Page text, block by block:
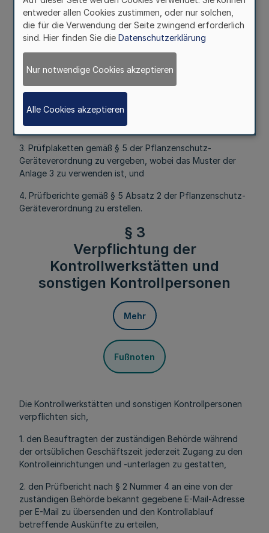
Die anerkannten Kontrollwerkstätten und sonstigen
Kontrollpersonen sind berechtigt,
1. Kontrollen gemäß dem Anerkennungsbescheid
durchzuführen,
2. Anerkennungsschilder nach dem Muster der Anlage 2
zu führen,
3. Prüfplaketten gemäß § 5 der Pflanzenschutz-
Geräteverordnung zu vergeben, wobei das Muster der
Anlage 3 zu verwenden ist, und
4. Prüfberichte gemäß § 5 Absatz 2 der Pflanzenschutz-
Geräteverordnung zu erstellen.
§ 3
Verpflichtung der
Kontrollwerkstätten und
sonstigen Kontrollpersonen
Mehr
Fußnoten
Die Kontrollwerkstätten und sonstigen Kontrollpersonen
verpflichten sich,
1. den Beauftragten der zuständigen Behörde während
der ortsüblichen Geschäftszeit jederzeit Zugang zu den
Kontrolleinrichtungen und -unterlagen zu gestatten,
2. den Prüfbericht nach § 2 Nummer 4 an eine von der
zuständigen Behörde bekannt gegebene E-Mail-Adresse
per E-Mail zu übersenden und den Kontrollablauf
betreffende Auskünfte zu erteilen,
entweder allen Cookies zustimmen, oder nur solchen,
die für die Verwendung der Seite zwingend erforderlich
sind. Hier finden Sie die Datenschutzerklärung
Nur notwendige Cookies akzeptieren
Alle Cookies akzeptieren